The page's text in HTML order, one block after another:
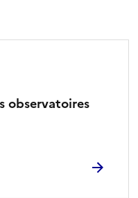
observatoires